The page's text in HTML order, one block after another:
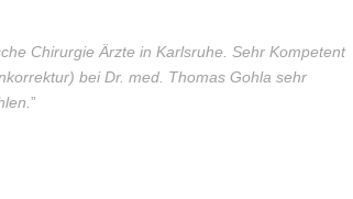
Chirurgie Ärzte in Karlsruhe. Sehr Kompetent
bei Dr. med. Thomas Gohla sehr
”